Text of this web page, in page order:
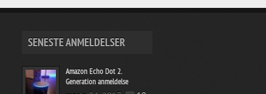
SENESTE ANMELDELSER
Amazon Echo Dot 2.
Generation anmeldelse